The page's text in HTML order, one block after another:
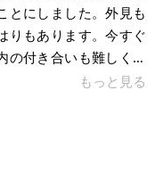
とにしました。外見も
りもあります。今すぐ
の付き合いも難しくは
概要】※
島根県出雲市西神西町
もっと見る